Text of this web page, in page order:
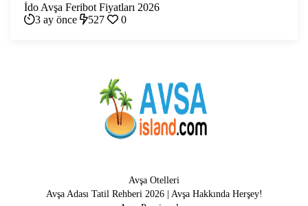
İdo Avşa Feribot Fiyatları 2026
3 ay önce
527 0
Avşa Otelleri
Avşa Adası Tatil Rehberi 2026 | Avşa Hakkında Herşey!